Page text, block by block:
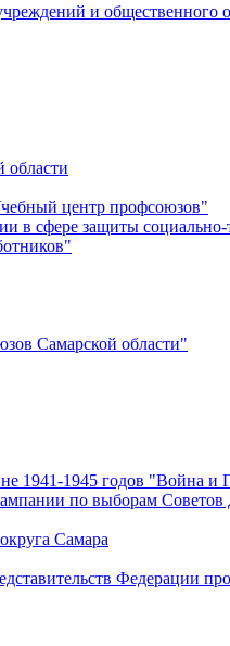
и
области
центр профсоюзов"
в сфере защиты
Самарской области"
1941-1945 годов "Война и
по выборам Советов
Самара
Федерации